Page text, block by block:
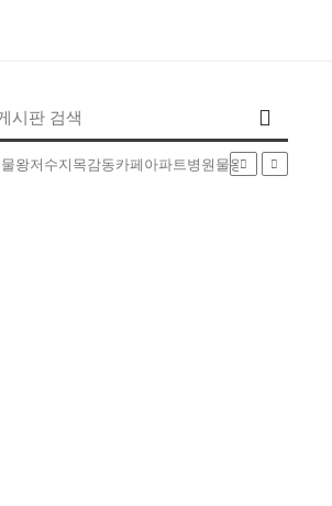
색어
물왕저수지목감동카페아파트병원물왕동 부동산